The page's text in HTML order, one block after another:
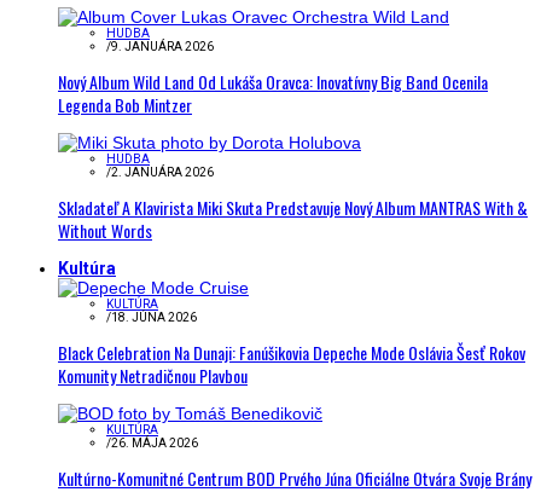
HUDBA
/9. JANUÁRA 2026
Nový Album Wild Land Od Lukáša Oravca: Inovatívny Big Band Ocenila
Legenda Bob Mintzer
HUDBA
/2. JANUÁRA 2026
Skladateľ A Klavirista Miki Skuta Predstavuje Nový Album MANTRAS With &
Without Words
Kultúra
KULTÚRA
/18. JÚNA 2026
Black Celebration Na Dunaji: Fanúšikovia Depeche Mode Oslávia Šesť Rokov
Komunity Netradičnou Plavbou
KULTÚRA
/26. MÁJA 2026
Kultúrno-Komunitné Centrum BOD Prvého Júna Oficiálne Otvára Svoje Brány